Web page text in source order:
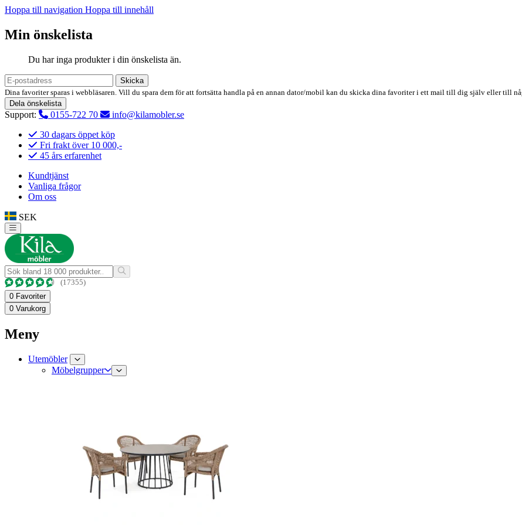
Hoppa till navigation Hoppa till innehåll
Min önskelista
Du har inga produkter i din önskelista än.
Skicka
Dina favoriter sparas i webbläsaren. Vill du spara dem för att fortsätta handla på en annan dator/mobil kan du skicka dina favoriter i ett mail till dig själv eller till
Dela önskelista
Support: 0155-722 70
info@kilamobler.se
30 dagars öppet köp
Fri frakt över 10 000,-
45 års erfarenhet
Kundtjänst
Vanliga frågor
Om oss
SEK
(17355)
0 Favoriter
0 Varukorg
Meny
Utemöbler
Möbelgrupper